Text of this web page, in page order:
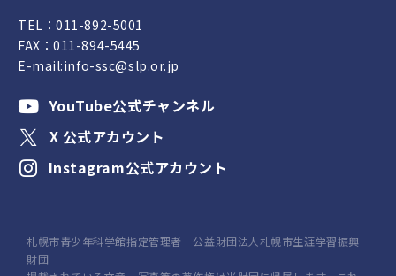
TEL：011-892-5001
FAX：011-894-5445
E-mail:info-ssc@slp.or.jp
YouTube公式チャンネル
X 公式アカウント
Instagram公式アカウント
札幌市青少年科学館指定管理者 公益財団法人札幌市生涯学習振興
財団